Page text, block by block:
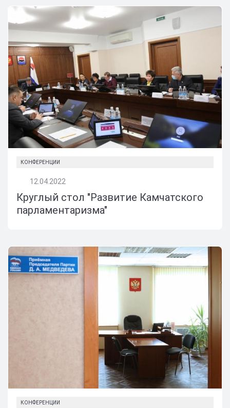
КОНФЕРЕНЦИИ
12.04.2022
Круглый стол "Развитие Камчатского
парламентаризма"
КОНФЕРЕНЦИИ